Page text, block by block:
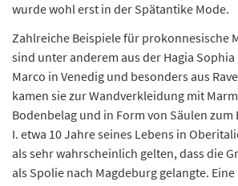
wurde wohl erst in der Spätantike Mode.
Zahlreiche Beispiele für prokonnesische
sind unter anderem aus der Hagia
Marco in Venedig und besonders aus
kamen sie zur Wandverkleidung mit
Bodenbelag und in Form von Säulen zum
I. etwa 10 Jahre seines Lebens in
als sehr wahrscheinlich gelten, dass die
als Spolie nach Magdeburg gelangte.